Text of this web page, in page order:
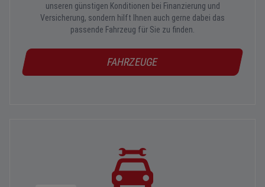
unseren günstigen Konditionen bei Finanzierung und
Versicherung, sondern hilft Ihnen auch gerne dabei das
passende Fahrzeug für Sie zu finden.
FAHRZEUGE